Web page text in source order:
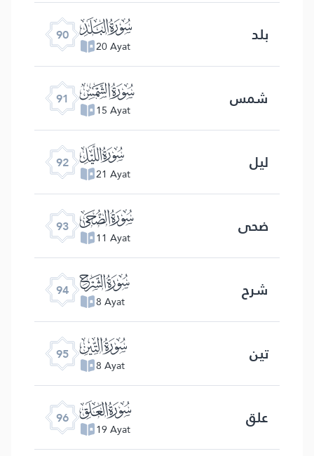
90 ﰇ
20 Ayat بلد
91 ﰈ
15 Ayat شمس
92 ﰉ
21 Ayat لیل
93 ﰊ
11 Ayat ضحی
94 ﰋ
8 Ayat شرح
95 ﰌ
8 Ayat تین
96 ﰍ
19 Ayat علق